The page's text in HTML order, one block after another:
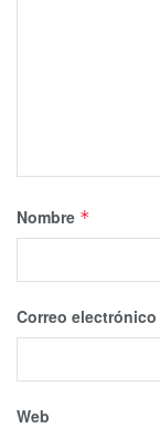
Nombre *
Correo electrónico
Web